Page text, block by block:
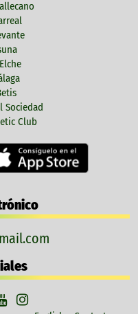
Sociedad
Club